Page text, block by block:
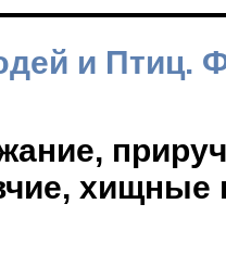
и Птиц.
хищные